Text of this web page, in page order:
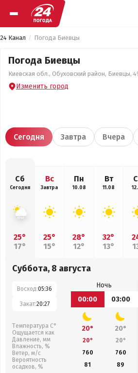
24 Канал Погода Биевцы
Погода Биевцы
Киевская обл., Обуховский район, Биевцы,
Изменить город
Сегодня Завтра Вчера
Сб
Сегодня
25°
17°
Вс
Завтра
25°
15°
Пн
10.08
28°
12°
Вт
11.08
32°
13°
Суббота, 8 августа
Восход:05:36
Закат:20:27
Температура С°
Ощущается как
Давление, мм
Влажность, %
Ветер, м/с
Вероятность
осадков, %
Ночь
00:00
03:00
20° 20°
20° 20°
760
760
81
89